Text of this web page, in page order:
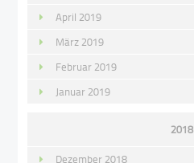
April 2019
März 2019
Februar 2019
Januar 2019
2018
Dezember 2018